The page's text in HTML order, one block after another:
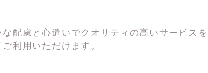
配慮と心遣いでクオリティの高いサービス
利用いただけます。